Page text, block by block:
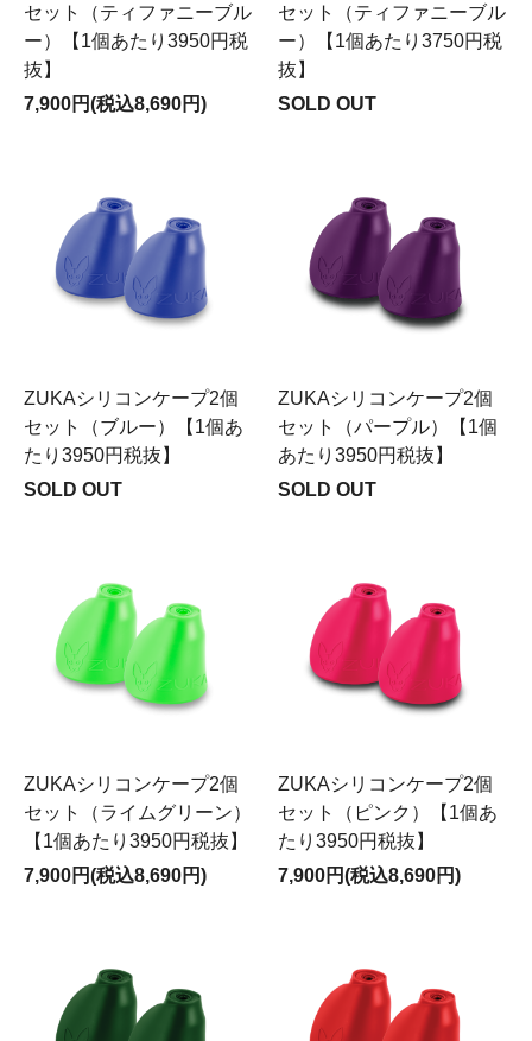
セット（ティファニーブル
ー）【1個あたり3950円税
抜】
7,900円(税込8,690円)
セット（ティファニーブル
ー）【1個あたり3750円税
抜】
SOLD OUT
ZUKAシリコンケープ2個
セット（ブルー）【1個あ
たり3950円税抜】
SOLD OUT
ZUKAシリコンケープ2個
セット（パープル）【1個
あたり3950円税抜】
SOLD OUT
ZUKAシリコンケープ2個
セット（ライムグリーン）
【1個あたり3950円税抜】
7,900円(税込8,690円)
ZUKAシリコンケープ2個
セット（ピンク）【1個あ
たり3950円税抜】
7,900円(税込8,690円)